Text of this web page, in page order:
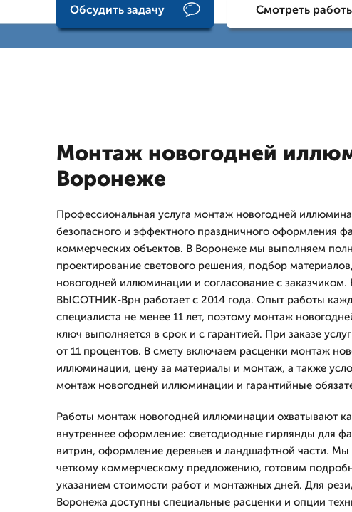
Обсудить задачу Смотреть
Монтаж новогодней
Воронеже
Профессиональная услуга монтаж новогодней
безопасного и эффектного праздничного оформления
коммерческих объектов. В Воронеже мы выполняем
проектирование светового решения, подбор
новогодней иллюминации и согласование с заказчиком.
ВЫСОТНИК-Врн работает с 2014 года. Опыт работы
специалиста не менее 11 лет, поэтому монтаж
ключ выполняется в срок и с гарантией. При заказе
от 11 процентов. В смету включаем расценки монтаж
иллюминации, цену за материалы и монтаж, а также
монтаж новогодней иллюминации и гарантийные
Работы монтаж новогодней иллюминации охватывают
внутреннее оформление: светодиодные гирлянды для
витрин, оформление деревьев и ландшафтной части.
четкому коммерческому предложению, готовим
указанием стоимости работ и монтажных дней. Для
Воронежа доступны специальные расценки и опции